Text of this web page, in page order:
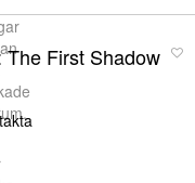
First Shadow